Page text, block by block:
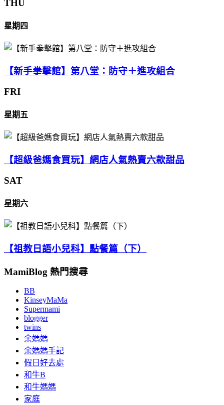
THU
星期四
【新手拳擊館】第八堂：防守＋進攻組合
FRI
星期五
【超級爸媽食買玩】網店人氣熱賣六款甜品
SAT
星期六
【祖教日語小兒科】點餐篇（下）
MamiBlog 熱門搜尋
BB
KinseyMaMa
Supermami
blogger
twins
余媽媽
余媽媽手記
假日好去處
和牛B
和牛媽媽
家庭